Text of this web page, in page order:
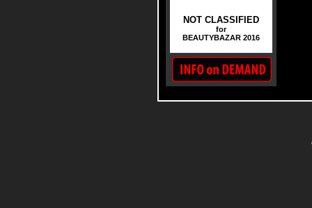
NOT CLASSIFIED
for
BEAUTYBAZAR 2016